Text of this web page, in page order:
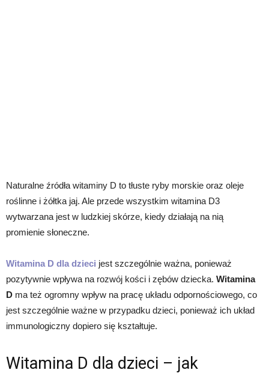
Naturalne źródła witaminy D to tłuste ryby morskie oraz oleje
roślinne i żółtka jaj. Ale przede wszystkim witamina D3
wytwarzana jest w ludzkiej skórze, kiedy działają na nią
promienie słoneczne.
Witamina D dla dzieci jest szczególnie ważna, ponieważ
pozytywnie wpływa na rozwój kości i zębów dziecka. Witamina
D ma też ogromny wpływ na pracę układu odpornościowego, co
jest szczególnie ważne w przypadku dzieci, ponieważ ich układ
immunologiczny dopiero się kształtuje.
Witamina D dla dzieci – jak